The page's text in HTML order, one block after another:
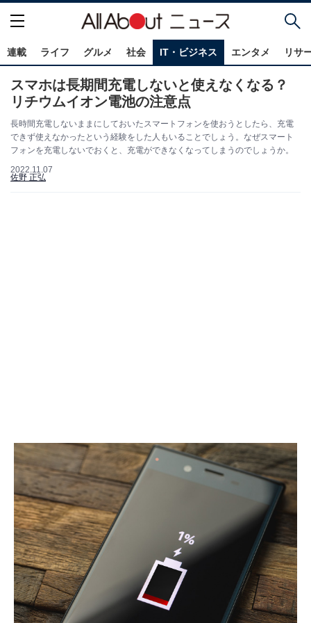
連載 ライフ グルメ 社会 IT・ビジネス エンタメ リサ
スマホは長期間充電しないと使えなくなる？
リチウムイオン電池の注意点
長時間充電しないままにしておいたスマートフォンを使おうとしたら、充電
できず使えなかったという経験をした人もいることでしょう。なぜスマート
フォンを充電しないでおくと、充電ができなくなってしまうのでしょうか。
2022.11.07
佐野 正弘